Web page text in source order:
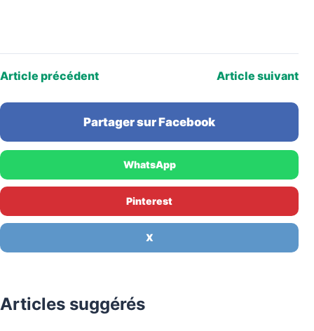
Article précédent Article suivant
Partager sur Facebook
WhatsApp
Pinterest
X
Articles suggérés